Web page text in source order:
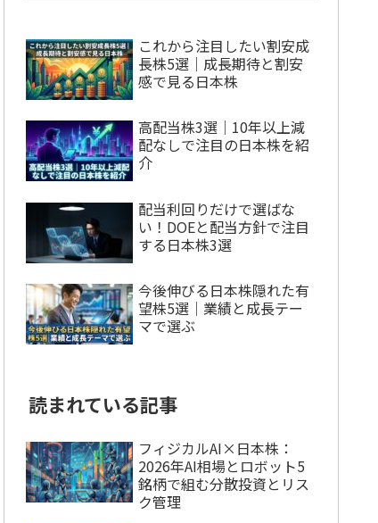
これから注目したい割安成
長株5選｜成長期待と割安
感で見る日本株
高配当株3選｜10年以上減
配なしで注目の日本株を紹
介
配当利回りだけで選ばな
い！DOEと配当方針で注目
する日本株3選
今後伸びる日本株隠れた有
望株5選｜業績と成長テー
マで選ぶ
読まれている記事
フィジカルAI×日本株：
2026年AI相場とロボット5
銘柄で組む分散投資とリス
ク管理